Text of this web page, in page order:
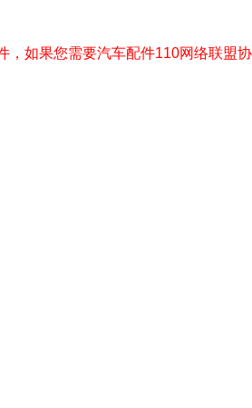
，如果您需要汽车配件110网络联盟协